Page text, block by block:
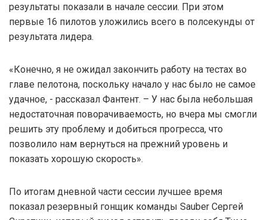
результаты показали в начале сессии. При этом
первые 16 пилотов уложились всего в полсекунды от
результата лидера.
«Конечно, я не ожидал закончить работу на тестах во
главе пелотона, поскольку начало у нас было не самое
удачное, - рассказал Фантент. – У нас была небольшая
недостаточная поворачиваемость, но вчера мы смогли
решить эту проблему и добиться прогресса, что
позволило нам вернуться на прежний уровень и
показать хорошую скорость».
По итогам дневной части сессии лучшее время
показал резервный гонщик команды Sauber Сергей